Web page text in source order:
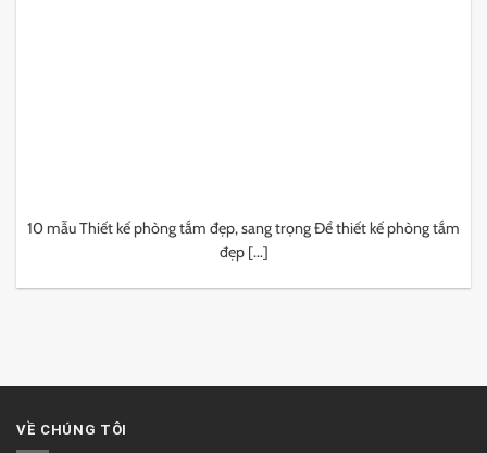
10 mẫu Thiết kế phòng tắm đẹp, sang trọng Để thiết kế phòng tắm
đẹp [...]
VỀ CHÚNG TÔI